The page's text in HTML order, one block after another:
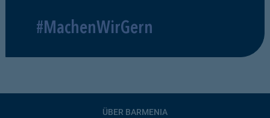
#MachenWirGern
ÜBER BARMENIA